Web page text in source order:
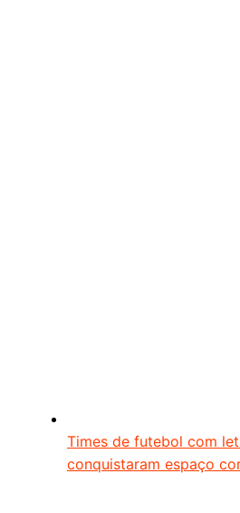
Times de futebol com
conquistaram espaço